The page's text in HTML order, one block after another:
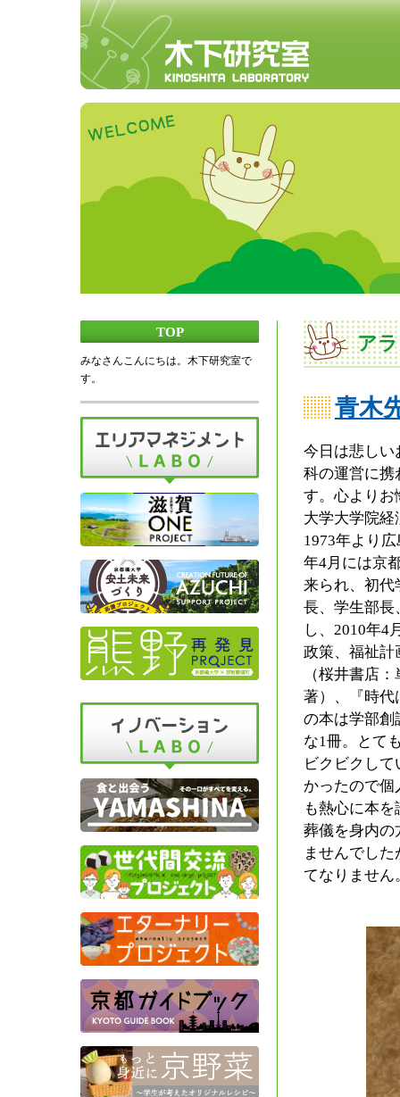
TOP
みなさんこんにちは。木下研究室で
す。
ア
青木
今日は悲しい
科の運営に携
す。心よりお
大学大学院経
1973年より
年4月には京
来られ、初代
長、学生部長
し、2010年4
政策、福祉計
（桜井書店
著）、『時代
の本は学部創
な1冊。とて
ビクビクし
かったので
も熱心に本
葬儀を身内の
ませんでし
てなりませ